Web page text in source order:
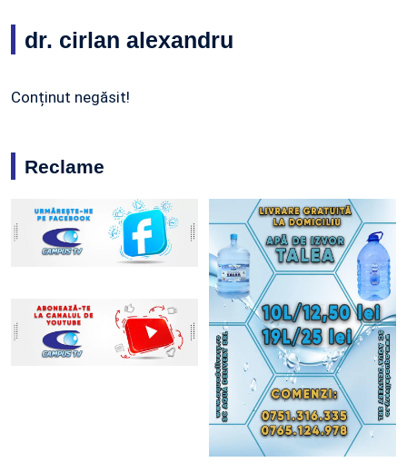
dr. cirlan alexandru
Conținut negăsit!
Reclame